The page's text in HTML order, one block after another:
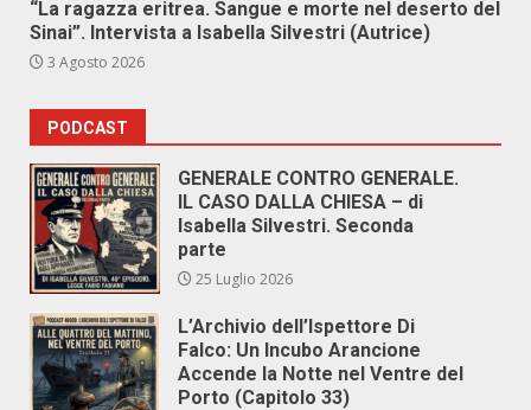
“La ragazza eritrea. Sangue e morte nel deserto del
Sinai”. Intervista a Isabella Silvestri (Autrice)
3 Agosto 2026
PODCAST
GENERALE CONTRO GENERALE.
IL CASO DALLA CHIESA – di
Isabella Silvestri. Seconda
parte
25 Luglio 2026
L’Archivio dell’Ispettore Di
Falco: Un Incubo Arancione
Accende la Notte nel Ventre del
Porto (Capitolo 33)